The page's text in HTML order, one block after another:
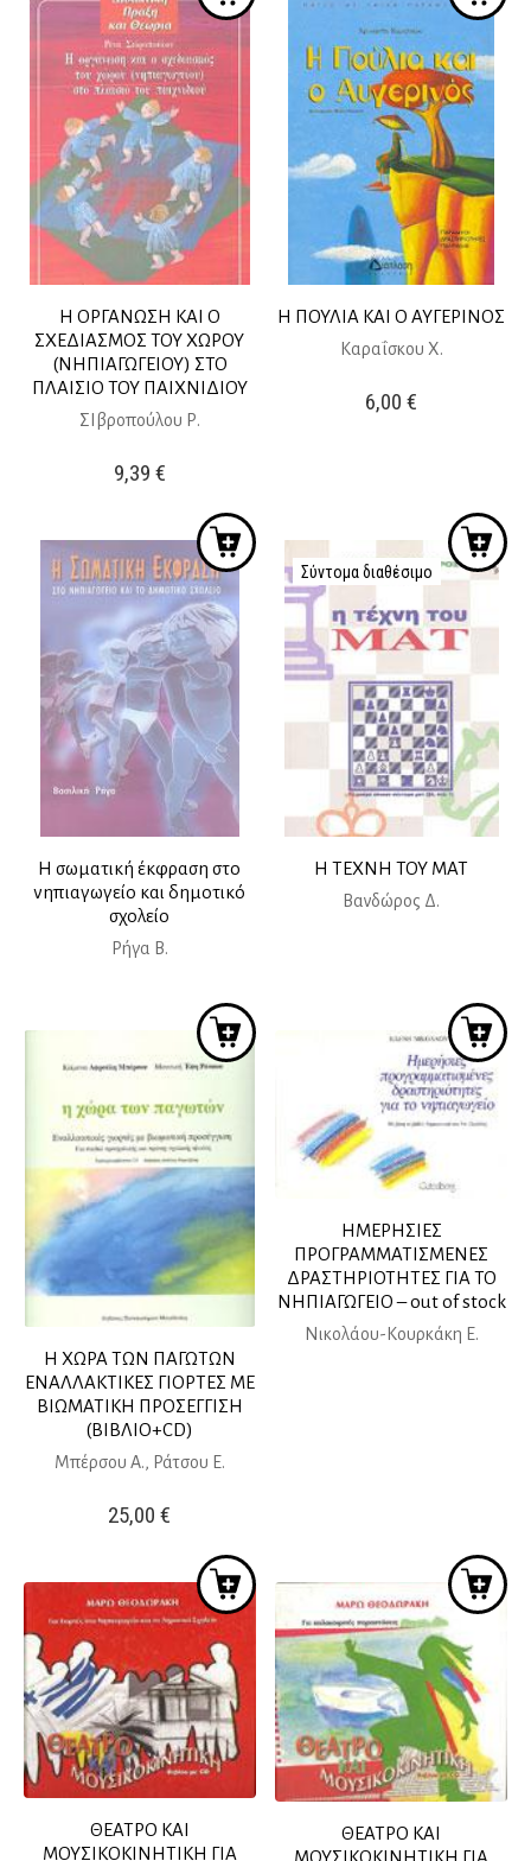
Η ΟΡΓΑΝΩΣΗ ΚΑΙ Ο
ΣΧΕΔΙΑΣΜΟΣ ΤΟΥ ΧΩΡΟΥ
(ΝΗΠΙΑΓΩΓΕΙΟΥ) ΣΤΟ
ΠΛΑΙΣΙΟ ΤΟΥ ΠΑΙΧΝΙΔΙΟΥ
ΣΙβροπούλου Ρ.
9,39 €
Η ΠΟΥΛΙΑ ΚΑΙ Ο ΑΥΓΕΡΙΝΟΣ
Καραΐσκου Χ.
6,00€
Η σωματική έκφραση στο
νηπιαγωγείο και δημοτικό
σχολείο
Ρήγα Β.
Σύντομα διαθέσιμο
Η ΤΕΧΝΗ ΤΟΥ ΜΑΤ
Βανδώρος Δ.
Η ΧΩΡΑ ΤΩΝ ΠΑΓΩΤΩΝ
ΕΝΑΛΛΑΚΤΙΚΕΣ ΓΙΟΡΤΕΣ ΜΕ
ΒΙΩΜΑΤΙΚΗ ΠΡΟΣΕΓΓΙΣΗ
(ΒΙΒΛΙΟ+CD)
Μπέρσου Α., Ράτσου Ε.
25,00€
ΗΜΕΡΗΣΙΕΣ
ΠΡΟΓΡΑΜΜΑΤΙΣΜΕΝΕΣ
ΔΡΑΣΤΗΡΙΟΤΗΤΕΣ ΓΙΑ ΤΟ
ΝΗΠΙΑΓΩΓΕΙΟ – out of stock
Νικολάου-Κουρκάκη Ε.
ΘΕΑΤΡΟ ΚΑΙ
ΜΟΥΣΙΚΟΚΙΝΗΤΙΚΗ ΓΙΑ
ΘΕΑΤΡΟ ΚΑΙ
ΜΟΥΣΙΚΟΚΙΝΗΤΙΚΗ ΓΙΑ